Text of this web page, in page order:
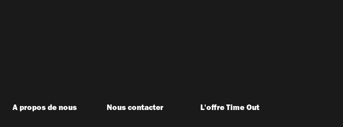
A propos de nous Nous contacter L'offre Time Out